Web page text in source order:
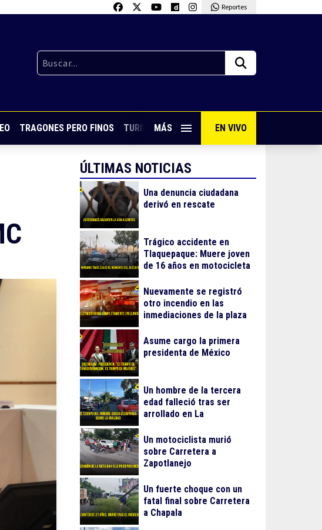
Reportes
TRAGONES PERO FINOS TURISMO CON SABOR VIVE PUERTO VALLARTA
MÁS EN VIVO
ÚLTIMAS NOTICIAS
Una denuncia ciudadana
derivó en rescate
Trágico accidente en
Tlaquepaque: Muere joven
de 16 años en motocicleta
Nuevamente se registró
otro incendio en las
inmediaciones de la plaza
Asume cargo la primera
presidenta de México
Un hombre de la tercera
edad falleció tras ser
arrollado en La
Un motociclista murió
sobre Carretera a
Zapotlanejo
Un fuerte choque con un
fatal final sobre Carretera
a Chapala